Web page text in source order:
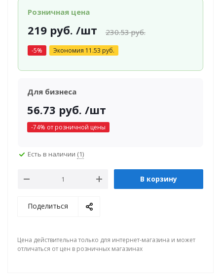
Розничная цена
219руб. /шт 230.53руб.
-5% Экономия 11.53 руб.
Для бизнеса
56.73 руб. /шт
-74% от розничной цены
Есть в наличии (1)
В корзину
Поделиться
Цена действительна только для интернет-магазина и может
отличаться от цен в розничных магазинах